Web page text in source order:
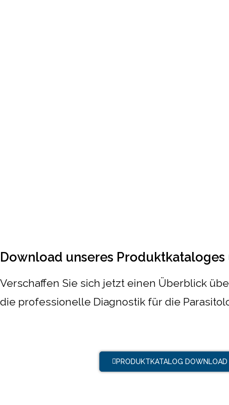
Download unseres
Verschaffen Sie sich jetzt einen Überblick
die professionelle Diagnostik für die
PRODUKTKATALOG DOWNLOAD